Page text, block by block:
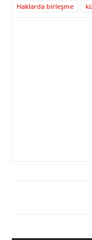
Haklarda birleşme